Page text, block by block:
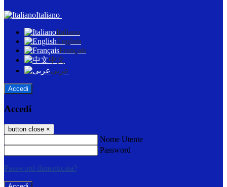
Italiano
Italiano
English
Français
中文
عربى
Accedi
Accedi
button close ×
Nome Utente
Password
Password dimenticata?